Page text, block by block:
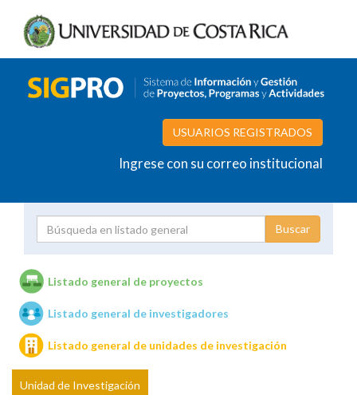
USUARIOS REGISTRADOS
Ingrese con su correo institucional
Unidades de investigación
Listado general de proyectos
Listado general de investigadores
Listado general de unidades de investigación
Unidad de Investigación